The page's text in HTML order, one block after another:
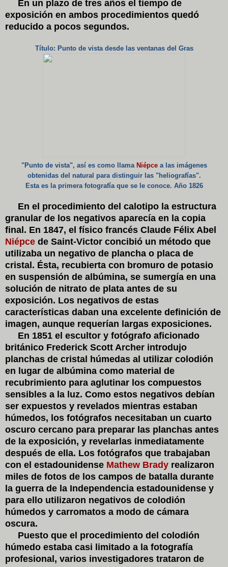
En un plazo de tres años el tiempo de
exposición en ambos procedimientos quedó
reducido a pocos segundos.
Título: Punto de vista desde las ventanas del Gras
"Punto de vista", así es como llama Niépcea las imágenes
obtenidas del natural para distinguir las "heliografías".
Esta es la primera fotografía que se le conoce. Año 1826
En el procedimiento del calotipo la estructura
granular de los negativos aparecía en la copia
final. En 1847, el físico francés Claude Félix Abel
Niépce de Saint-Victor concibió un método que
utilizaba un negativo de plancha o placa de
cristal. Ésta, recubierta con bromuro de potasio
en suspensión de albúmina, se sumergía en una
solución de nitrato de plata antes de su
exposición. Los negativos de estas
características daban una excelente definición de
imagen, aunque requerían largas exposiciones.
En 1851 el escultor y fotógrafo aficionado
británico Frederick Scott Archer introdujo
planchas de cristal húmedas al utilizar colodión
en lugar de albúmina como material de
recubrimiento para aglutinar los compuestos
sensibles a la luz. Como estos negativos debían
ser expuestos y revelados mientras estaban
húmedos, los fotógrafos necesitaban un cuarto
oscuro cercano para preparar las planchas antes
de la exposición, y revelarlas inmediatamente
después de ella. Los fotógrafos que trabajaban
con el estadounidense Mathew Brady realizaron
miles de fotos de los campos de batalla durante
la guerra de la Independencia estadounidense y
para ello utilizaron negativos de colodión
húmedos y carromatos a modo de cámara
oscura.
Puesto que el procedimiento del colodión
húmedo estaba casi limitado a la fotografía
profesional, varios investigadores trataron de